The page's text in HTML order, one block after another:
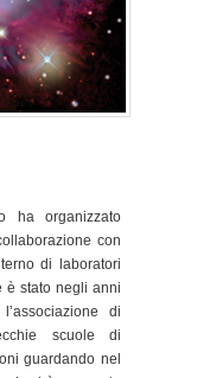
ha organizzato
con
di laboratori
è stato negli anni
di
scuole di
guardando nel